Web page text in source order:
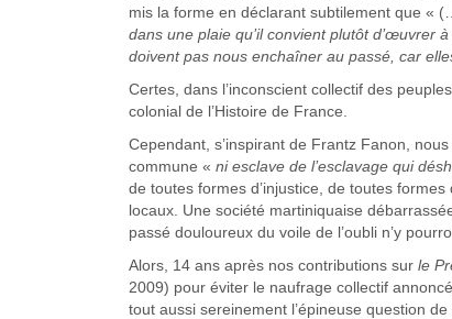
mis la forme en déclarant subtilement que «
dans une plaie qu’il convient plutôt d’œuvrer
doivent pas nous enchaîner au passé, car
Certes, dans l’inconscient collectif des
colonial de l’Histoire de France.
Cependant, s’inspirant de Frantz Fanon,
commune « ni esclave de l’esclavage qui
de toutes formes d’injustice, de toutes
locaux. Une société martiniquaise
passé douloureux du voile de l’oubli n’y
Alors, 14 ans après nos contributions sur le
2009) pour éviter le naufrage collectif
tout aussi sereinement l’épineuse question